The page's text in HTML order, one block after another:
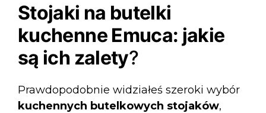
Stojaki na butelki
kuchenne Emuca: jakie
są ich zalety?
Prawdopodobnie widziałeś szeroki wybór
kuchennych butelkowych stojaków⁣,